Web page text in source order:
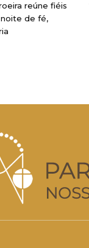
reúne fiéis
de fé,